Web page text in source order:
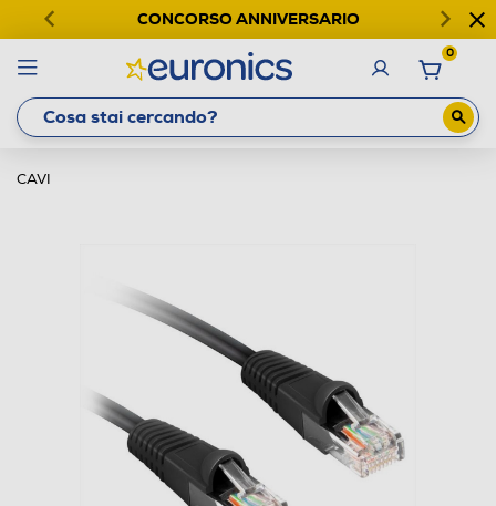
CONCORSO ANNIVERSARIO
0
CAVI